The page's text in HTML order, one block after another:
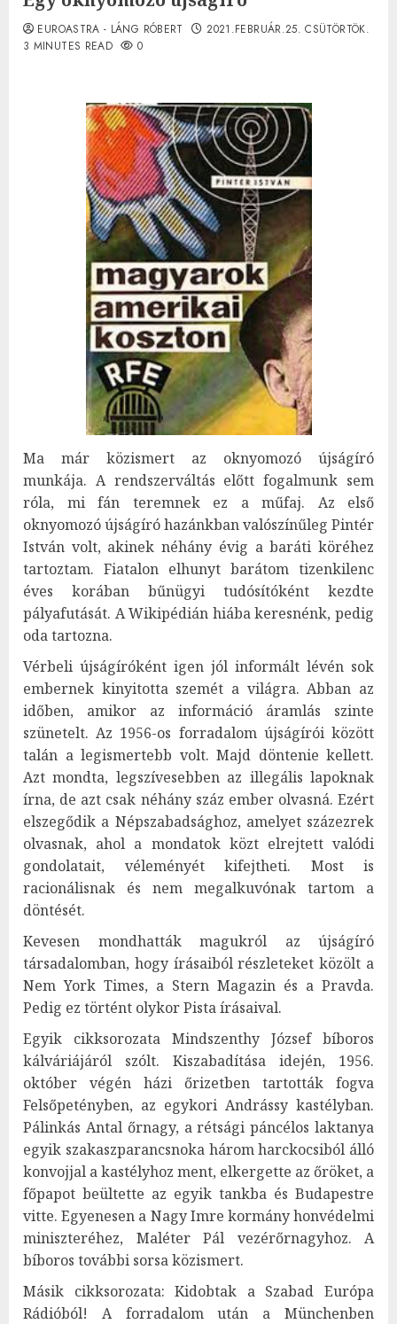
EUROASTRA - LÁNG RÓBERT
2021.FEBRUÁR.25. CSÜTÖRTÖK.
3 MINUTES READ
0
Ma már közismert az oknyomozó újságíró
munkája. A rendszerváltás előtt fogalmunk sem
róla, mi fán teremnek ez a műfaj. Az első
oknyomozó újságíró hazánkban valószínűleg Pintér
István volt, akinek néhány évig a baráti köréhez
tartoztam. Fiatalon elhunyt barátom tizenkilenc
éves korában bűnügyi tudósítóként kezdte
pályafutását. A Wikipédián hiába keresnénk, pedig
oda tartozna.
Vérbeli újságíróként igen jól informált lévén sok
embernek kinyitotta szemét a világra. Abban az
időben, amikor az információ áramlás szinte
szünetelt. Az 1956-os forradalom újságírói között
talán a legismertebb volt. Majd döntenie kellett.
Azt mondta, legszívesebben az illegális lapoknak
írna, de azt csak néhány száz ember olvasná. Ezért
elszegődik a Népszabadsághoz, amelyet százezrek
olvasnak, ahol a mondatok közt elrejtett valódi
gondolatait, véleményét kifejtheti. Most is
racionálisnak és nem megalkuvónak tartom a
döntését.
Kevesen mondhatták magukról az újságíró
társadalomban, hogy írásaiból részleteket közölt a
Nem York Times, a Stern Magazin és a Pravda.
Pedig ez történt olykor Pista írásaival.
Egyik cikksorozata Mindszenthy József bíboros
kálváriájáról szólt. Kiszabadítása idején, 1956.
október végén házi őrizetben tartották fogva
Felsőpetényben, az egykori Andrássy kastélyban.
Pálinkás Antal őrnagy, a rétsági páncélos laktanya
egyik szakaszparancsnoka három harckocsiból álló
konvojjal a kastélyhoz ment, elkergette az őröket, a
főpapot beültette az egyik tankba és Budapestre
vitte. Egyenesen a Nagy Imre kormány honvédelmi
miniszteréhez, Maléter Pál vezérőrnagyhoz. A
bíboros további sorsa közismert.
Másik cikksorozata: Kidobtak a Szabad Európa
Rádióból! A forradalom után a Münchenben